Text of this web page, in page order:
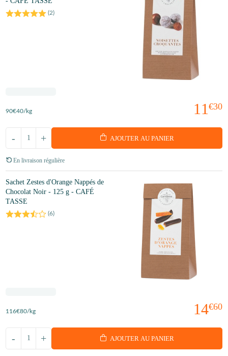
(2)
11 €30
90€40/kg
+
- AJOUTER AU PANIER
En livraison régulière
Sachet Zestes d'Orange Nappés de
Chocolat Noir - 125 g - CAFÉ
TASSE
(6)
14€60
116€80/kg
+
- AJOUTER AU PANIER